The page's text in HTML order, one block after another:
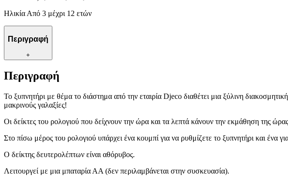
Ηλικία Από 3 μέχρι 12 ετών
Περιγραφή
+
Περιγραφή
Το ξυπνητήρι με θέμα το διάστημα από την εταιρία Djeco διαθέτει μια ξύλινη
μακρινούς γαλαξίες!
Οι δείκτες του ρολογιού που δείχνουν την ώρα και τα λεπτά κάνουν την εκμάθηση της
Στο πίσω μέρος του ρολογιού υπάρχει ένα κουμπί για να ρυθμίζετε το ξυπνητήρι και ένα
Ο δείκτης δευτερολέπτων είναι αθόρυβος.
Λειτουργεί με μια μπαταρία ΑΑ (δεν περιλαμβάνεται στην συσκευασία).